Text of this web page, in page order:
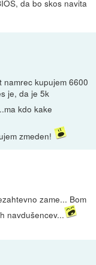
da bo skos navita
kupujem 6600
je, da je 5k
kdo kake
zmeden!
zame... Bom
navdušencev...